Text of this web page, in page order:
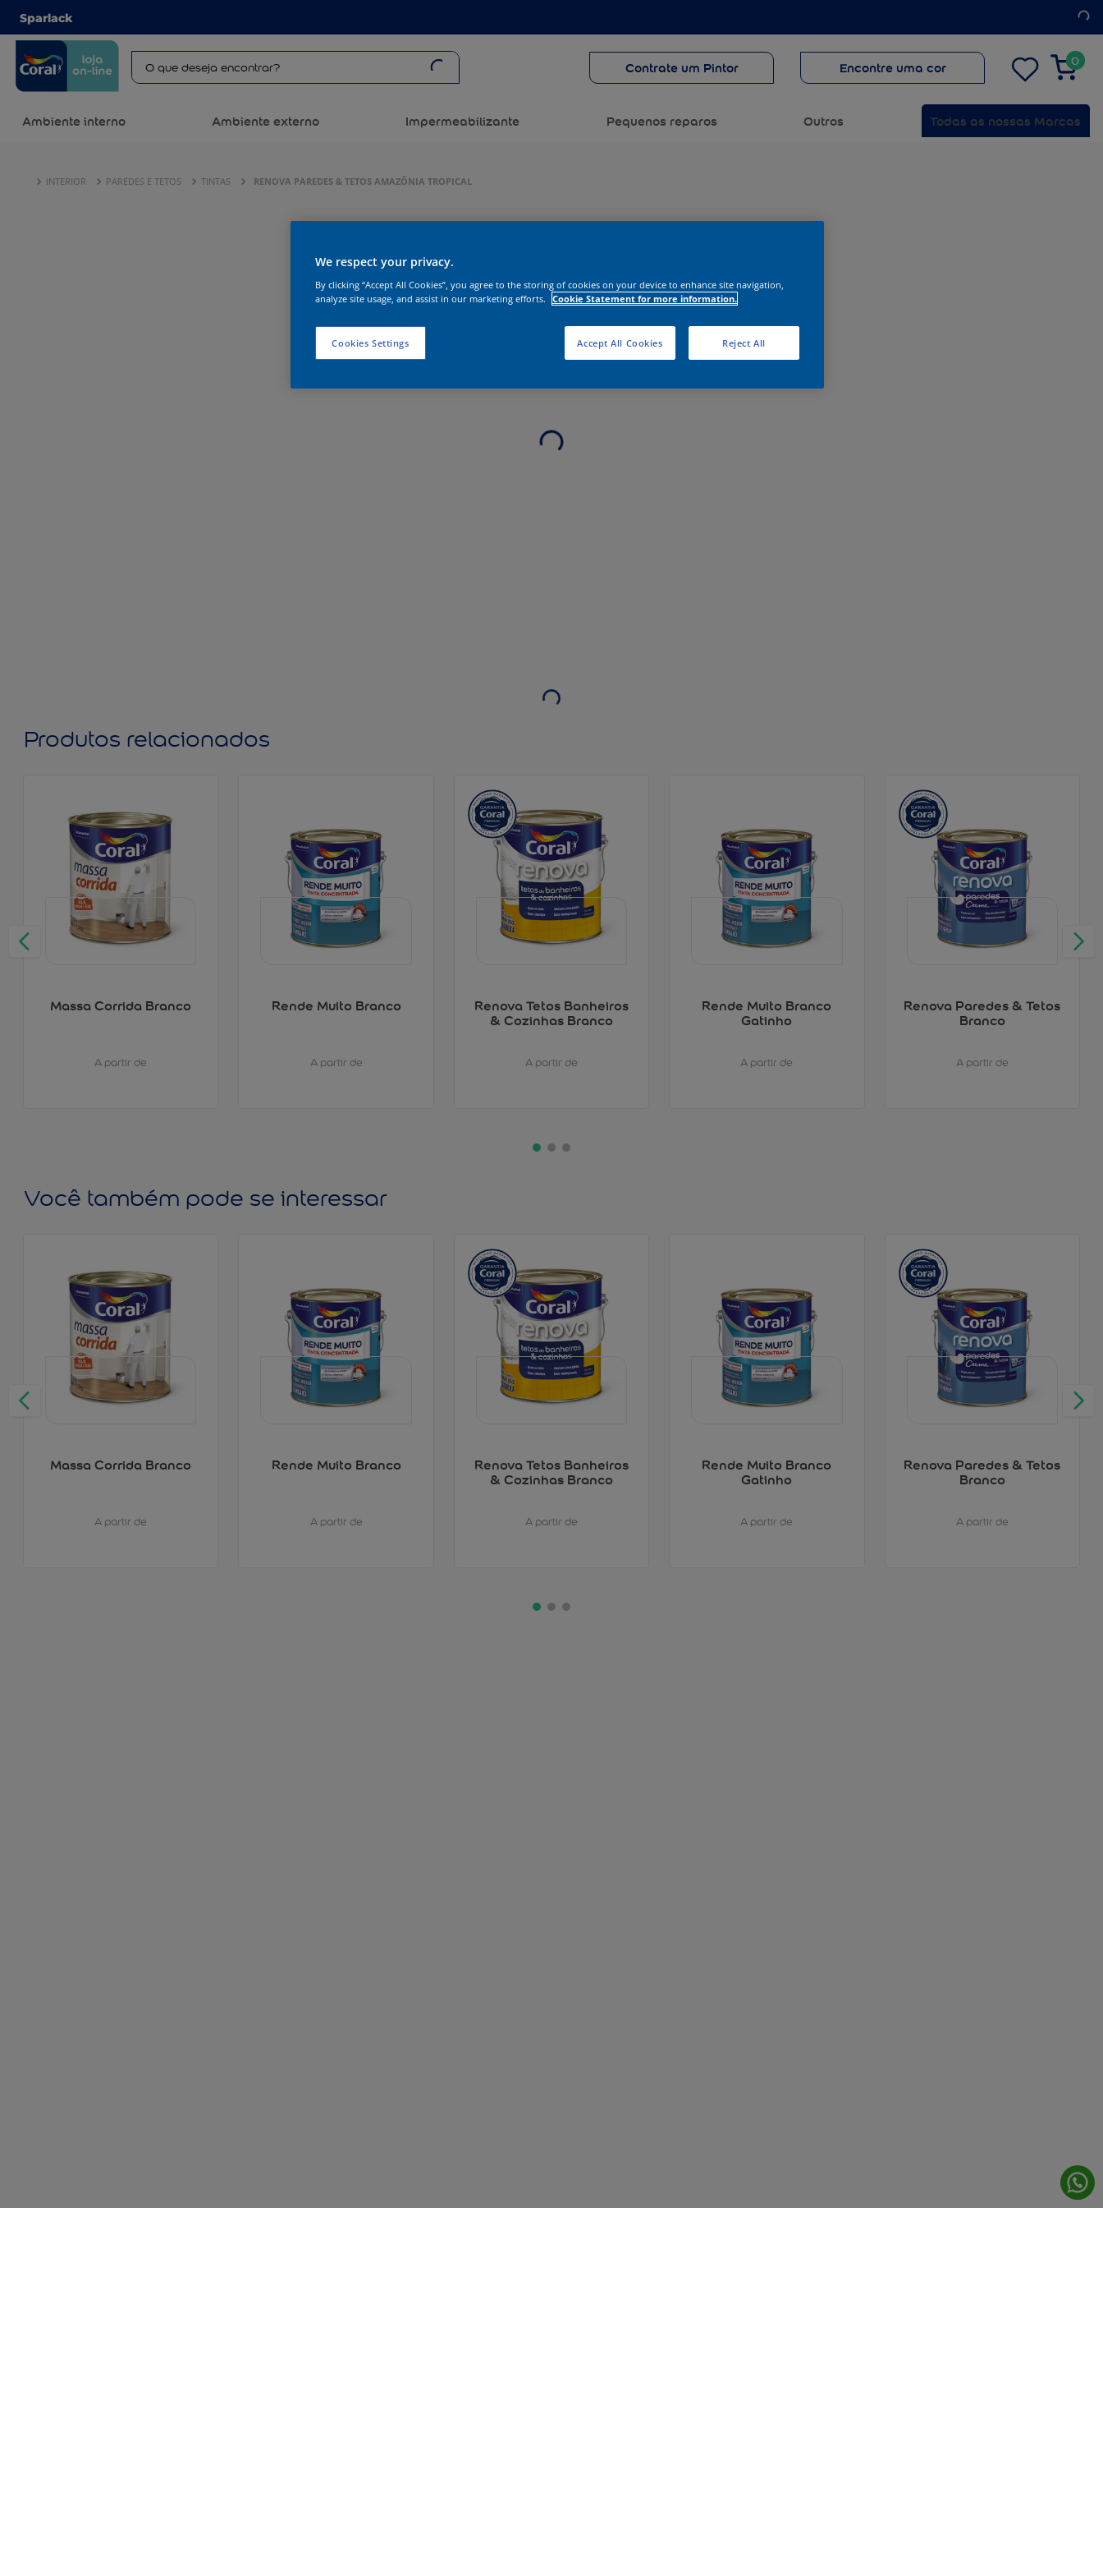
Sparlack
Contrate um Pintor Encontre uma cor 0
Ambiente interno Ambiente externo Impermeabilizante Pequenos reparos Outros Todas as nossas Marcas
INTERIOR PAREDES E TETOS TINTAS RENOVA PAREDES & TETOS AMAZÔNIA TROPICAL
Produtos relacionados
Massa Corrida Branco
A partir de
Rende Muito Branco
A partir de
Renova Tetos Banheiros
& Cozinhas Branco
A partir de
Rende Muito Branco
Gatinho
A partir de
Renova Paredes & Tetos
Branco
A partir de
Você também pode se interessar
Massa Corrida Branco
A partir de
Rende Muito Branco
A partir de
Renova Tetos Banheiros
& Cozinhas Branco
A partir de
Rende Muito Branco
Gatinho
A partir de
Renova Paredes & Tetos
Branco
A partir de
We respect your privacy.
By clicking “Accept All Cookies”, you agree to the storing of cookies on your device to enhance site navigation,
analyze site usage, and assist in our marketing efforts. Cookie Statement for more information.
Cookies Settings Reject All
Accept All Cookies